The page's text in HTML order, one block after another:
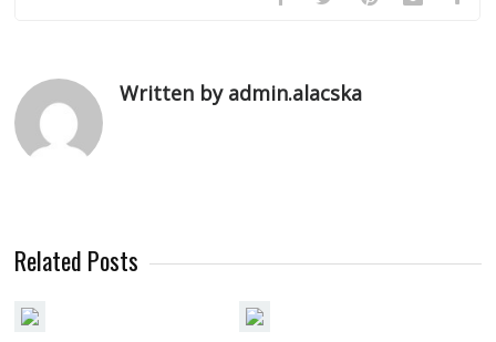
Written by admin.alacska
Related Posts